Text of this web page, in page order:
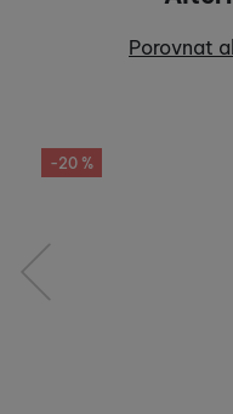
RecenzePorovnat
-20 %